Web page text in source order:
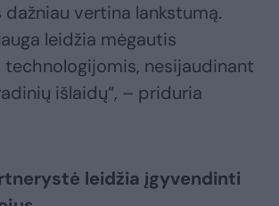
vertina lankstumą.
leidžia mėgautis
technologijomis, nesijaudinant
išlaidų“, – priduria
leidžia įgyvendinti